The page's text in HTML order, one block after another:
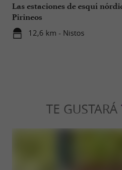
Las estaciones de esquí
Pirineos
12,6 km - Nistos
TE GUSTARÁ